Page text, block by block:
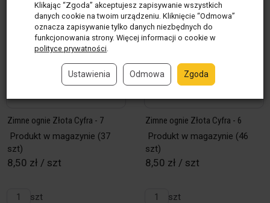
Zimne ognie Złota Cyfra - 7
Produkt w magazynie (37
szt)
8,50 zł / szt
szt
Zimne ognie Złota Cyfra - 6
Produkt w magazynie (46
szt)
8,50 zł / szt
szt
Klikając “Zgoda” akceptujesz zapisywanie wszystkich
danych cookie na twoim urządzeniu. Kliknięcie “Odmowa”
oznacza zapisywanie tylko danych niezbędnych do
funkcjonowania strony. Więcej informacji o cookie w
polityce prywatności.
Ustawienia Odmowa Zgoda